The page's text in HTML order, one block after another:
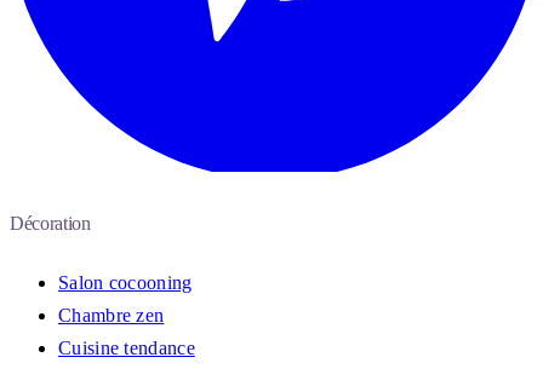
Décoration
Salon cocooning
Chambre zen
Cuisine tendance